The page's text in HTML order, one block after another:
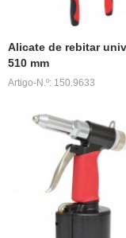
Alicate de rebitar
510 mm
Artigo-N.º: 150.9633